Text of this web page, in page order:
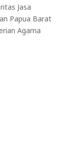
Jasa
Papua Barat
Agama